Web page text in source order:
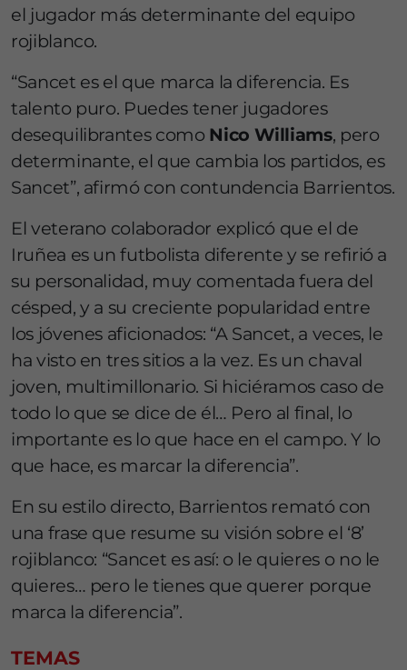
el jugador más determinante del equipo
rojiblanco.
“Sancet es el que marca la diferencia. Es
talento puro. Puedes tener jugadores
desequilibrantes como Nico Williams, pero
determinante, el que cambia los partidos, es
Sancet”, afirmó con contundencia Barrientos.
El veterano colaborador explicó que el de
Iruñea es un futbolista diferente y se refirió a
su personalidad, muy comentada fuera del
césped, y a su creciente popularidad entre
los jóvenes aficionados: “A Sancet, a veces, le
ha visto en tres sitios a la vez. Es un chaval
joven, multimillonario. Si hiciéramos caso de
todo lo que se dice de él… Pero al final, lo
importante es lo que hace en el campo. Y lo
que hace, es marcar la diferencia”.
En su estilo directo, Barrientos remató con
una frase que resume su visión sobre el ‘8’
rojiblanco: “Sancet es así: o le quieres o no le
quieres… pero le tienes que querer porque
marca la diferencia”.
TEMAS